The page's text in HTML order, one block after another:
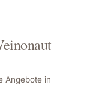
Angebote in